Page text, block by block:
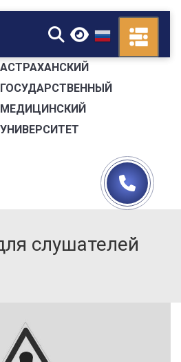
▼
АСТРАХАНСКИЙ
ГОСУДАРСТВЕННЫЙ
МЕДИЦИНСКИЙ
УНИВЕРСИТЕТ
слушателей